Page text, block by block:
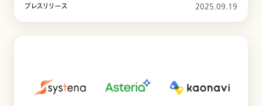
プレスリリース 2025.09.19